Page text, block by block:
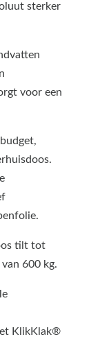
sterker
voor een
tilt tot
600 kg.
KlikKlak®